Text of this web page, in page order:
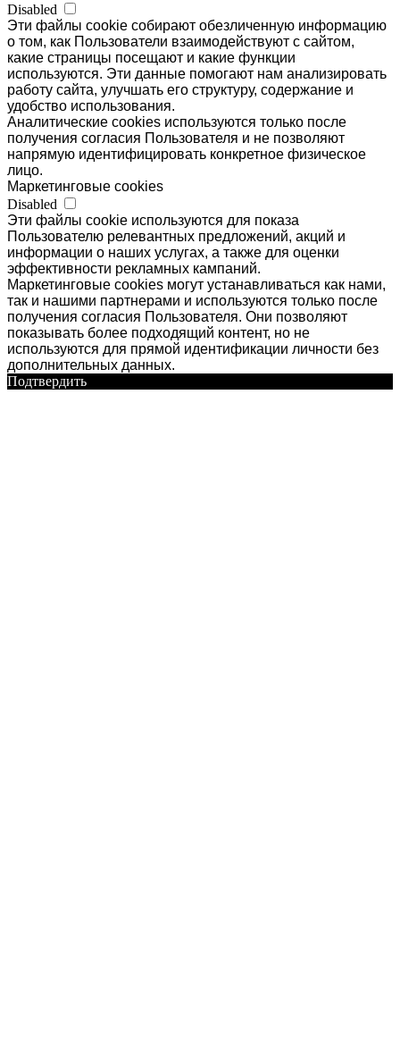
Disabled
Эти файлы cookie собирают обезличенную информацию
о том, как Пользователи взаимодействуют с сайтом,
какие страницы посещают и какие функции
используются. Эти данные помогают нам анализировать
работу сайта, улучшать его структуру, содержание и
удобство использования.
Аналитические cookies используются только после
получения согласия Пользователя и не позволяют
напрямую идентифицировать конкретное физическое
лицо.
Маркетинговые cookies
Disabled
Эти файлы cookie используются для показа
Пользователю релевантных предложений, акций и
информации о наших услугах, а также для оценки
эффективности рекламных кампаний.
Маркетинговые cookies могут устанавливаться как нами,
так и нашими партнерами и используются только после
получения согласия Пользователя. Они позволяют
показывать более подходящий контент, но не
используются для прямой идентификации личности без
дополнительных данных.
Подтвердить